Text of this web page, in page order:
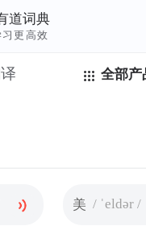
道词典
更高效
全部产
美 / ˈeldər /